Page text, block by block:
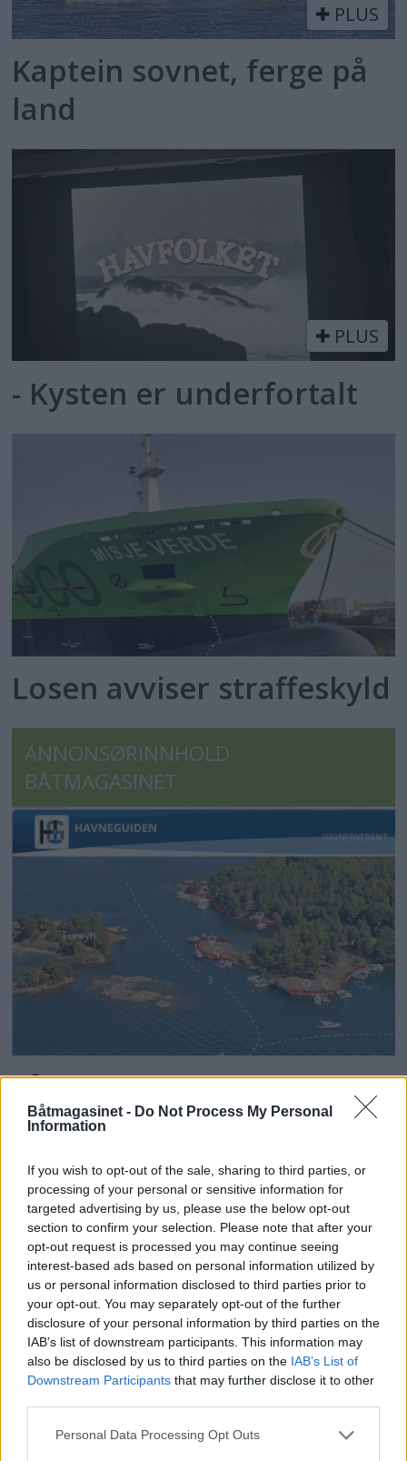
Båtmagasinet - Do Not Process My Personal
Information
If you wish to opt-out of the sale, sharing to third parties, or
processing of your personal or sensitive information for
targeted advertising by us, please use the below opt-out
section to confirm your selection. Please note that after your
opt-out request is processed you may continue seeing
interest-based ads based on personal information utilized by
us or personal information disclosed to third parties prior to
your opt-out. You may separately opt-out of the further
disclosure of your personal information by third parties on the
IAB’s list of downstream participants. This information may
also be disclosed by us to third parties on the IAB’s List of
Downstream Participants that may further disclose it to other
Personal Data Processing Opt Outs
PLUS
Kaptein sovnet, ferge på
land
PLUS
- Kysten er underfortalt
Losen avviser straffeskyld
ANNONSØRINNHOLD
BÅTMAGASINET
Få gratis tilgang til
havneguide
SPAR 659 KRONER: Tegn abonnement på
Båtmagasinet nå, og få gratis tilgang til
Havneguiden Online!
PLUS